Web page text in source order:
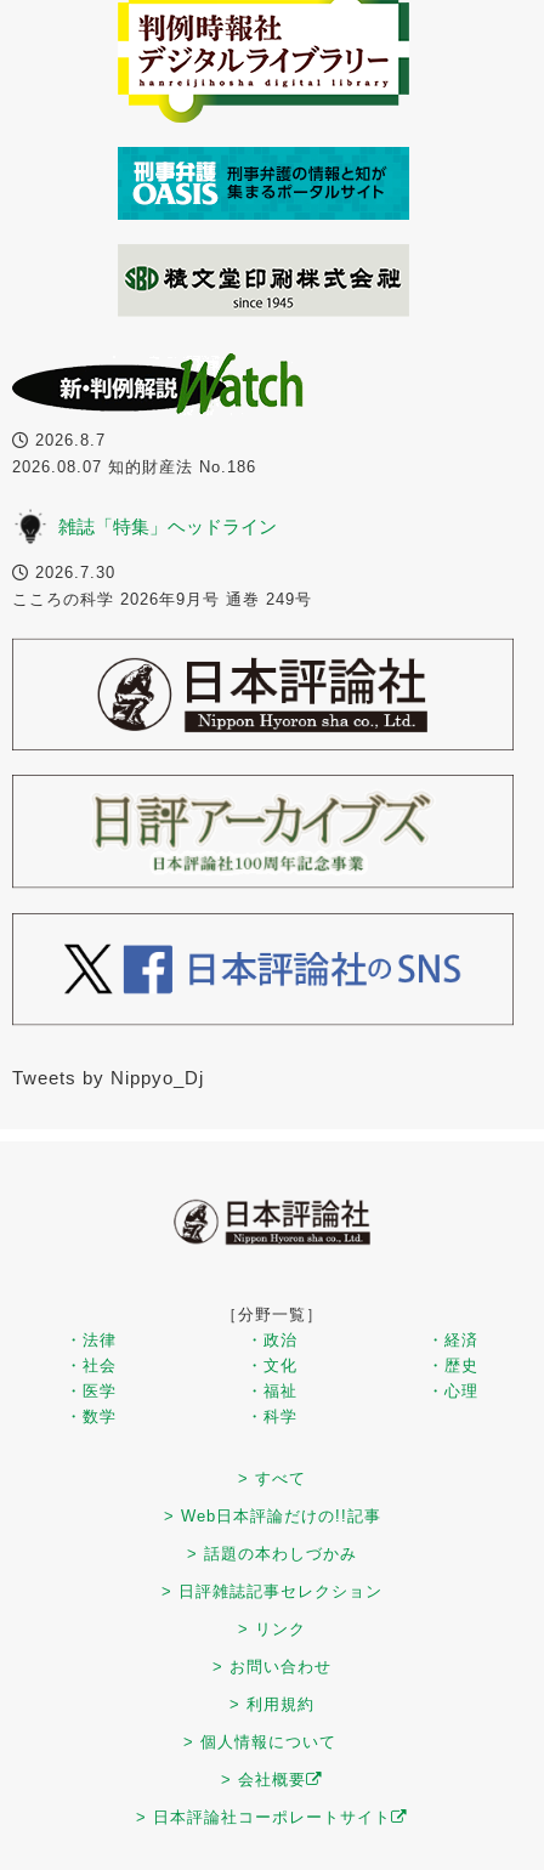
2026.8.7
2026.08.07 知的財産法 No.186
雑誌「特集」ヘッドライン
2026.7.30
こころの科学 2026年9月号 通巻 249号
Tweets by Nippyo_Dj
［分野一覧］
・法律
・政治
・経済
・社会
・文化
・歴史
・医学
・福祉
・心理
・数学
・科学
> すべて
> Web日本評論だけの!!記事
> 話題の本わしづかみ
> 日評雑誌記事セレクション
> リンク
> お問い合わせ
> 利用規約
> 個人情報について
> 会社概要
> 日本評論社コーポレートサイト